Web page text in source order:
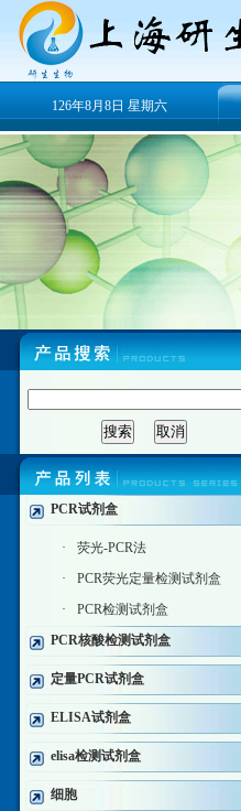
126年8月8日 星期六
PCR试剂盒
·
荧光-PCR法
·
PCR荧光定量检测试剂盒
·
PCR检测试剂盒
PCR核酸检测试剂盒
定量PCR试剂盒
ELISA试剂盒
elisa检测试剂盒
细胞